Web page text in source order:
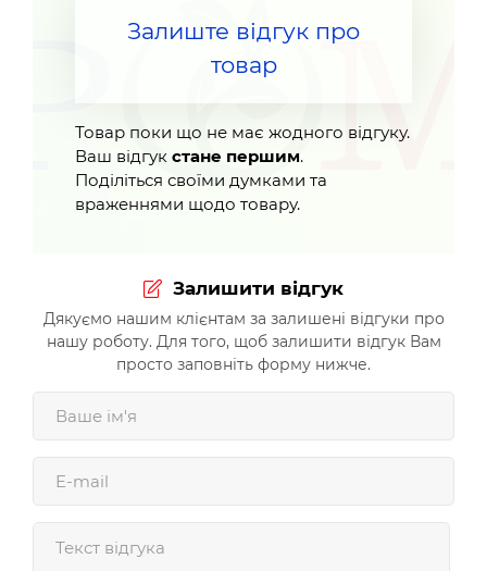
Залиште відгук про
товар
Товар поки що не має жодного відгуку.
Ваш відгук стане першим.
Поділіться своїми думками та
враженнями щодо товару.
Залишити відгук
Дякуємо нашим клієнтам за залишені відгуки про
нашу роботу. Для того, щоб залишити відгук Вам
просто заповніть форму нижче.